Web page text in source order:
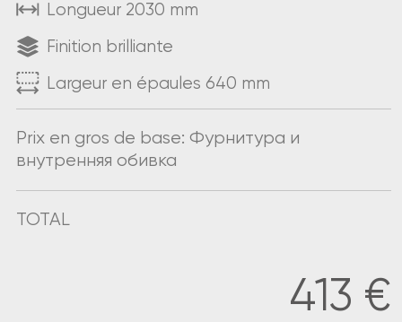
Longueur 2030 mm
Finition brilliante
Largeur en épaules 640 mm
Prix en gros de base: Фурнитура и
внутренняя обивка
TOTAL
413 €